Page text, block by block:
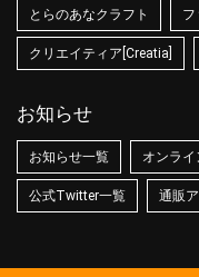
とらのあなクラフト フ
クリエイティア[Creatia]
お知らせ
お知らせ一覧 オンラ
公式Twitter一覧 通販